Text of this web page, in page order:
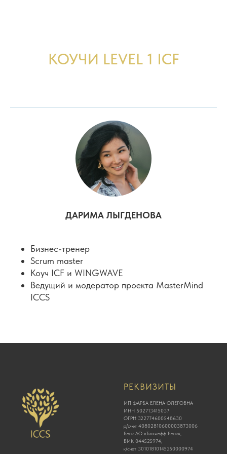
КОУЧИ LEVEL 1 ICF
ДАРИМА ЛЫГДЕНОВА
Бизнес-тренер
Scrum master
Коуч ICF и WINGWAVE
Ведущий и модератор проекта MasterMind
ICCS
РЕКВИЗИТЫ
ИП ФАРБА ЕЛЕНА ОЛЕГОВНА
ИНН 502713415037
ОГРН 322774600548630
р/счет 40802810600003873006
Банк АО «Тинькофф Банк»,
БИК 044525974,
к/счет 30101810145250000974